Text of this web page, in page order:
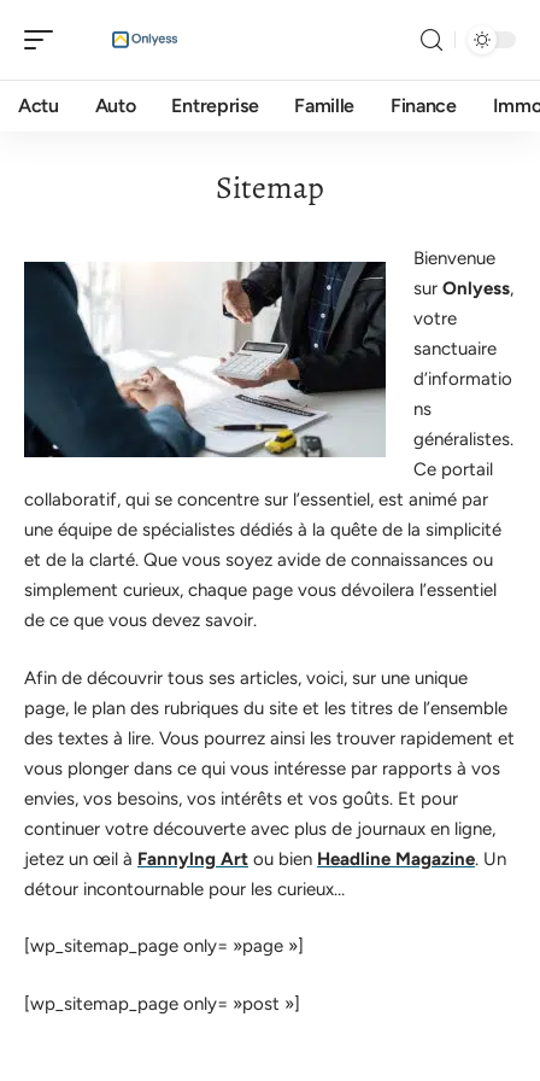
Actu Auto Entreprise Famille Finance
Sitemap
Bienvenue
sur Onlyess,
votre
sanctuaire
d’informatio
ns
généralistes.
Ce portail
collaboratif, qui se concentre sur l’essentiel, est animé par
une équipe de spécialistes dédiés à la quête de la simplicité
et de la clarté. Que vous soyez avide de connaissances ou
simplement curieux, chaque page vous dévoilera l’essentiel
de ce que vous devez savoir.
Afin de découvrir tous ses articles, voici, sur une unique
page, le plan des rubriques du site et les titres de l’ensemble
des textes à lire. Vous pourrez ainsi les trouver rapidement et
vous plonger dans ce qui vous intéresse par rapports à vos
envies, vos besoins, vos intérêts et vos goûts. Et pour
continuer votre découverte avec plus de journaux en ligne,
jetez un œil à Fannylng Art ou bien Headline Magazine. Un
détour incontournable pour les curieux…
[wp_sitemap_page only= »page »]
[wp_sitemap_page only= »post »]